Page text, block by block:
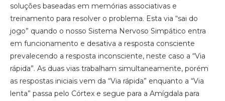
soluções baseadas em memórias associativas e
treinamento para resolver o problema. Esta via “sai do
jogo” quando o nosso Sistema Nervoso Simpático entra
em funcionamento e desativa a resposta consciente
prevalecendo a resposta inconsciente, neste caso a “Via
rápida”. As duas vias trabalham simultaneamente, porém
as respostas iniciais vem da “Via rápida” enquanto a “Via
lenta” passa pelo Córtex e segue para a Amígdala para